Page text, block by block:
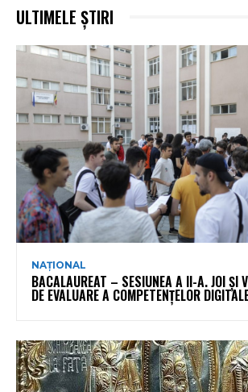
ULTIMELE ȘTIRI
NAȚIONAL
BACALAUREAT – SESIUNEA A II-A. JOI ȘI
DE EVALUARE A COMPETENȚELOR